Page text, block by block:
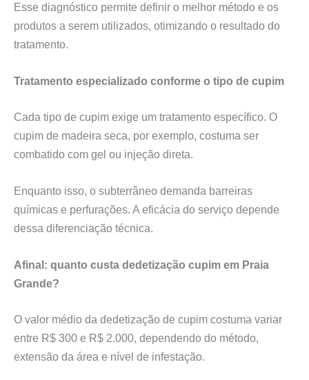
Esse diagnóstico permite definir o melhor método e os
produtos a serem utilizados, otimizando o resultado do
tratamento.
Tratamento especializado conforme o tipo de cupim
Cada tipo de cupim exige um tratamento específico. O
cupim de madeira seca, por exemplo, costuma ser
combatido com gel ou injeção direta.
Enquanto isso, o subterrâneo demanda barreiras
químicas e perfurações. A eficácia do serviço depende
dessa diferenciação técnica.
Afinal: quanto custa dedetização cupim em Praia
Grande?
O valor médio da dedetização de cupim costuma variar
entre R$ 300 e R$ 2.000, dependendo do método,
extensão da área e nível de infestação.